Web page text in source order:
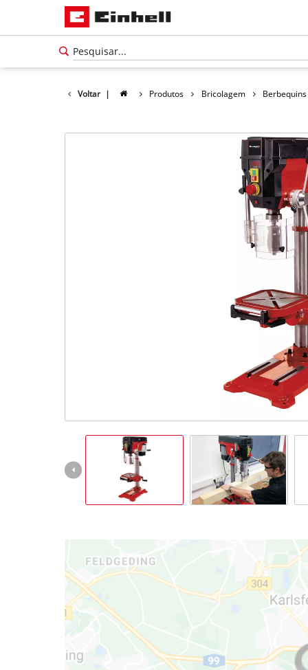
Voltar | Produtos Bricolagem Berbequins